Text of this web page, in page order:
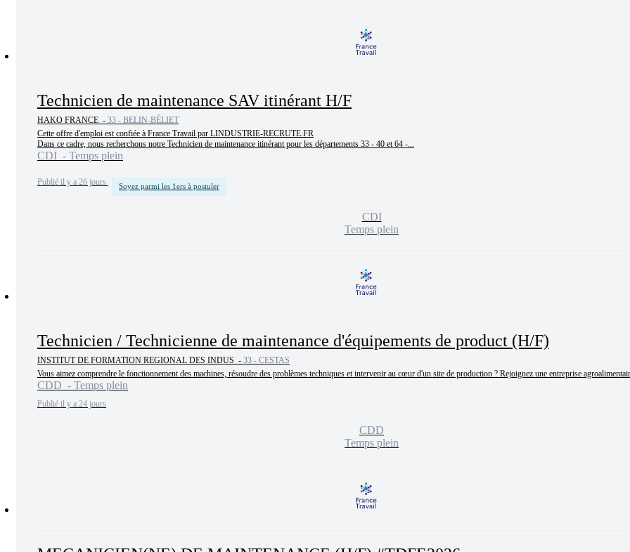
Technicien de maintenance SAV itinérant H/F
HAKO FRANCE - 33 - BELIN-BÉLIET
Cette offre d'emploi est confiée à France Travail par LINDUSTRIE-RECRUTE.FR
Dans ce cadre, nous recherchons notre Technicien de maintenance itinérant pour les départements 33 - 40 et 64 -...
CDI - Temps plein
Publié il y a 26 jours Soyez parmi les 1ers à postuler
CDI
Temps plein
Technicien / Technicienne de maintenance d'équipements de product (H/F)
INSTITUT DE FORMATION REGIONAL DES INDUS - 33 - CESTAS
Vous aimez comprendre le fonctionnement des machines, résoudre des problèmes techniques et intervenir au cœur d'un site de production ? Rejoignez une entreprise
CDD - Temps plein
Publié il y a 24 jours
CDD
Temps plein